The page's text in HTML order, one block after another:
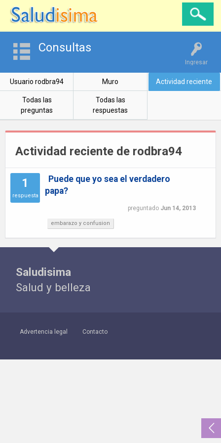
Ingresar
Consultas
Usuario rodbra94 Muro Actividad reciente
Todas las
preguntas
Todas las
respuestas
Actividad reciente de rodbra94
1
respuesta
Puede que yo sea el verdadero
papa?
preguntado Jun 14, 2013
embarazo y confusion
Saludisima
Salud y belleza
Advertencia legal Contacto